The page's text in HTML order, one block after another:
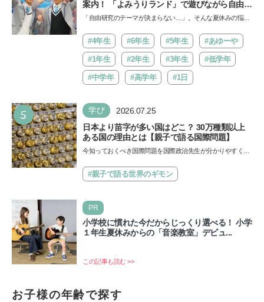
案内！ 「よみうりランド」で遊びながら自由研
究が進む期間限定イベントが開催
「自由研究のテーマが決まらない…」。そんな夏休みの悩み
バ!!…
#4年生 #6年生 #5年生 #あゆーや
#1年生 #2年生 #3年生 #低学年
#中学年 #高学年 #1日
5 学び 2026.07.25
日本より苗字が多い国はどこ？ 30万種類以上
ある国の理由とは【親子で語る国際問題】
今知っておくべき国際問題を国際政治先生が分かりやすく解
類…
#親子で語る世界のギモン
PR
小学校に慣れた今だからじっくり選べる！ 小学
１年生夏休みからの「音楽教室」デビュ...
この記事も読む >>
お子様の年齢で探す